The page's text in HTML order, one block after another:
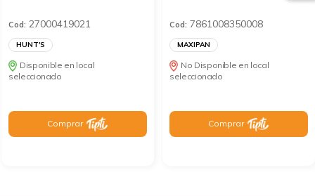
Cod: 27000419021
HUNT'S
Disponible en local
seleccionado
Comprar
Cod: 7861008350008
MAXIPAN
No Disponible en local
seleccionado
Comprar